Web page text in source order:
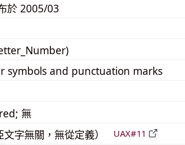
於 2005/03
symbols and punctuation marks
無
字無關，無從定義） UAX#11